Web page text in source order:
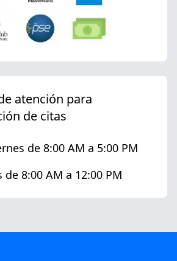
atención para
de citas
de 8:00 AM a 5:00 PM
de 8:00 AM a 12:00 PM